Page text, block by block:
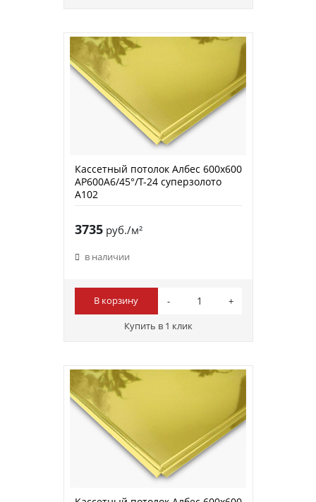
Кассетный потолок Албес 600х600
AP600A6/45°/Т-24 суперзолото
А102
3735руб./м²
в наличии
В корзину
Купить в 1 клик